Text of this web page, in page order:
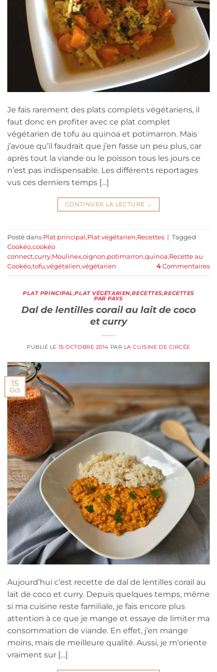
Je fais rarement des plats complets végétariens, il
faut donc en profiter avec ce plat complet
végétarien de tofu au quinoa et potimarron. Mais
j’avoue qu’il faudrait que j’en fasse un peu plus, car
après tout la viande ou le poisson tous les jours ce
n’est pas indispensable. Les différents reportages
vus ces derniers temps […]
CONTINUER LA LECTURE →
Posté dans Plat principal ,Plat végétarien,Recettes | Tagged
Cookéo,cookéo
connect,curry,Moulinex,oignon,potimarron,quinoa,Recette au
Cookéo,tofu,végétalien,végétarien 4 Commentaires
PLAT PRINCIPAL,PLAT VÉGÉTARIEN,RECETTES,RECETTES
PAR PAYS
Dal de lentilles corail au lait de coco
et curry
PUBLIÉ LE 15 OCTOBRE 2014 PAR LA CUISINE DE CIRCÉE
15
Oct
Aujourd’hui c’est recette de dal de lentilles corail au
lait de coco et curry. Depuis quelques temps, même
si ma cuisine reste familiale, je fais encore plus
attention à ce que je mange et essaye de limiter ma
consommation de viande. En effet, j’en mange
moins, mais de meilleure qualité. Aussi, je m’oriente
vraiment sur […]